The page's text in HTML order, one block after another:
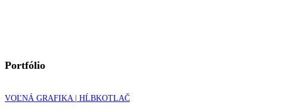
Portfólio
VOĽNÁ GRAFIKA | HĹBKOTLAČ